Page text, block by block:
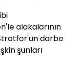
alakalarının
darbe
şunları